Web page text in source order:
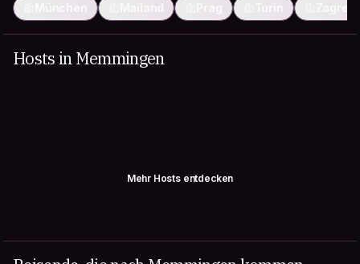
München Mailand Prag Turin
Hosts in Memmingen
Mehr Hosts entdecken